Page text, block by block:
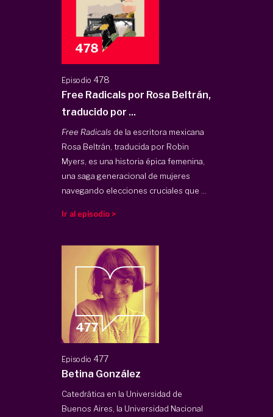
Episodio 478
Free Radicals por Rosa Beltrán,
traducido por ...
Free Radicals de la escritora mexicana
Rosa Beltrán, traducida por Robin
Myers, es una historia épica femenina,
una saga generacional de mujeres
navegando elecciones cruciales que ...
Ir al episodio >
Episodio 477
Betina González
Catedrática en la Universidad de
Buenos Aires, la Universidad Nacional